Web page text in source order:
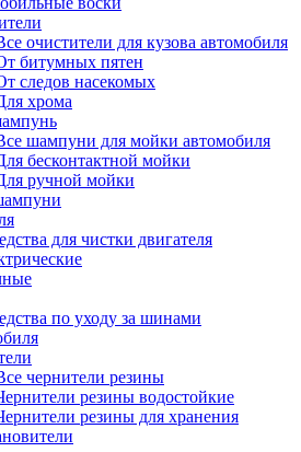
очистители для кузова автомобиля
битумных пятен
следов насекомых
хрома
шампуни для мойки автомобиля
бесконтактной мойки
ручной мойки
для чистки двигателя
по уходу за шинами
чернители резины
резины водостойкие
резины для хранения